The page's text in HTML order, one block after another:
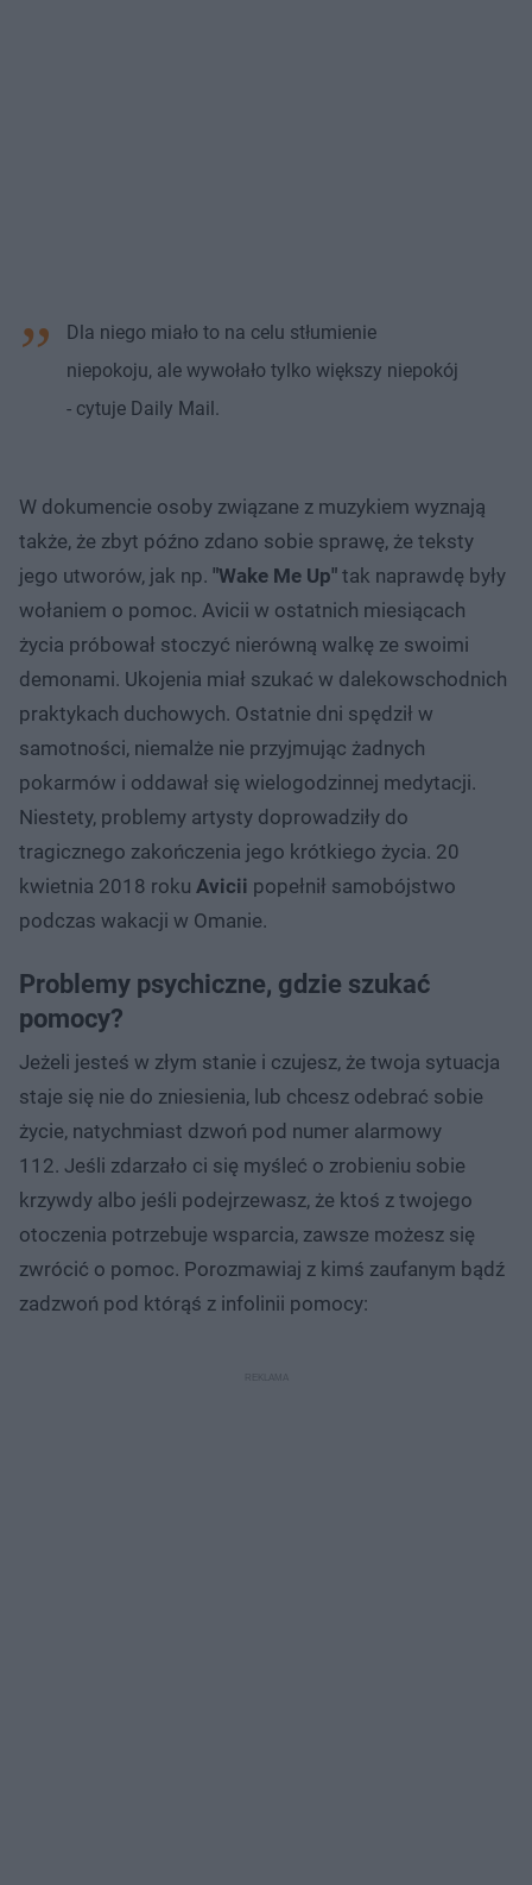
Dla niego miało to na celu stłumienie
niepokoju, ale wywołało tylko większy niepokój
- cytuje Daily Mail.
W dokumencie osoby związane z muzykiem wyznają
także, że zbyt późno zdano sobie sprawę, że teksty
jego utworów, jak np. "Wake Me Up" tak naprawdę były
wołaniem o pomoc. Avicii w ostatnich miesiącach
życia próbował stoczyć nierówną walkę ze swoimi
demonami. Ukojenia miał szukać w dalekowschodnich
praktykach duchowych. Ostatnie dni spędził w
samotności, niemalże nie przyjmując żadnych
pokarmów i oddawał się wielogodzinnej medytacji.
Niestety, problemy artysty doprowadziły do
tragicznego zakończenia jego krótkiego życia. 20
kwietnia 2018 roku Avicii popełnił samobójstwo
podczas wakacji w Omanie.
Problemy psychiczne, gdzie szukać
pomocy?
Jeżeli jesteś w złym stanie i czujesz, że twoja sytuacja
staje się nie do zniesienia, lub chcesz odebrać sobie
życie, natychmiast dzwoń pod numer alarmowy
112. Jeśli zdarzało ci się myśleć o zrobieniu sobie
krzywdy albo jeśli podejrzewasz, że ktoś z twojego
otoczenia potrzebuje wsparcia, zawsze możesz się
zwrócić o pomoc. Porozmawiaj z kimś zaufanym bądź
zadzwoń pod którąś z infolinii pomocy: